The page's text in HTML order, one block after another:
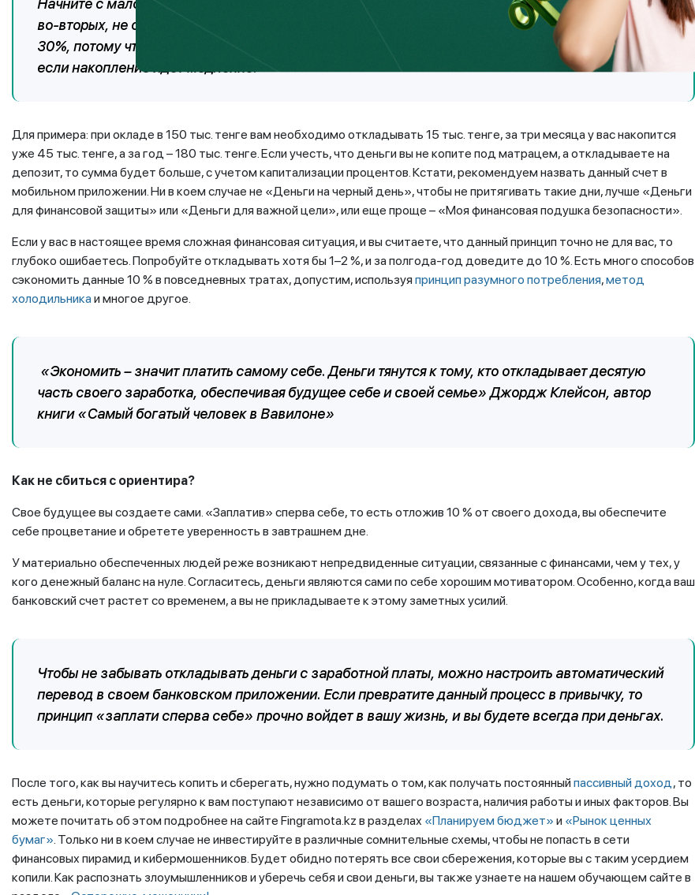
Начните с малого – с 10 %, во-первых, это не так заметно и ощутимо для личного бюджета, а,
во-вторых, не особо повлияет на ваш образ жизни. Если у вас есть возможность откладывать
30%, потому что зарплата позволяет, то это только приветствуется. И не стоит расстраиваться,
если накопление идет медленно.
Для примера: при окладе в 150 тыс. тенге вам необходимо откладывать 15 тыс. тенге, за три месяца у вас накопится
уже 45 тыс. тенге, а за год – 180 тыс. тенге. Если учесть, что деньги вы не копите под матрацем, а откладываете на
депозит, то сумма будет больше, с учетом капитализации процентов. Кстати, рекомендуем назвать данный счет в
мобильном приложении. Ни в коем случае не «Деньги на черный день», чтобы не притягивать такие дни, лучше «Деньги
для финансовой защиты» или «Деньги для важной цели», или еще проще – «Моя финансовая подушка безопасности».
Если у вас в настоящее время сложная финансовая ситуация, и вы считаете, что данный принцип точно не для вас, то
глубоко ошибаетесь. Попробуйте откладывать хотя бы 1–2 %, и за полгода-год доведите до 10 %. Есть много способов
сэкономить данные 10 % в повседневных тратах, допустим, используя принцип разумного потребления,метод
холодильника и многое другое.
«Экономить – значит платить самому себе. Деньги тянутся к тому, кто откладывает десятую
часть своего заработка, обеспечивая будущее себе и своей семье» Джордж Клейсон, автор
книги «Самый богатый человек в Вавилоне»
Как не сбиться с ориентира?
Свое будущее вы создаете сами. «Заплатив» сперва себе, то есть отложив 10 % от своего дохода, вы обеспечите
себе процветание и обретете уверенность в завтрашнем дне.
У материально обеспеченных людей реже возникают непредвиденные ситуации, связанные с финансами, чем у тех, у
кого денежный баланс на нуле. Согласитесь, деньги являются сами по себе хорошим мотиватором. Особенно, когда ваш
банковский счет растет со временем, а вы не прикладываете к этому заметных усилий.
Чтобы не забывать откладывать деньги с заработной платы, можно настроить автоматический
перевод в своем банковском приложении. Если превратите данный процесс в привычку, то
принцип «заплати сперва себе» прочно войдет в вашу жизнь, и вы будете всегда при деньгах.
После того, как вы научитесь копить и сберегать, нужно подумать о том, как получать постоянный пассивный доход, то
есть деньги, которые регулярно к вам поступают независимо от вашего возраста, наличия работы и иных факторов. Вы
можете почитать об этом подробнее на сайте Fingramota.kz в разделах «Планируем бюджет» и «Рынок ценных
бумаг». Только ни в коем случае не инвестируйте в различные сомнительные схемы, чтобы не попасть в сети
финансовых пирамид и кибермошенников. Будет обидно потерять все свои сбережения, которые вы с таким усердием
копили. Как распознать злоумышленников и уберечь себя и свои деньги, вы также узнаете на нашем обучающем сайте в